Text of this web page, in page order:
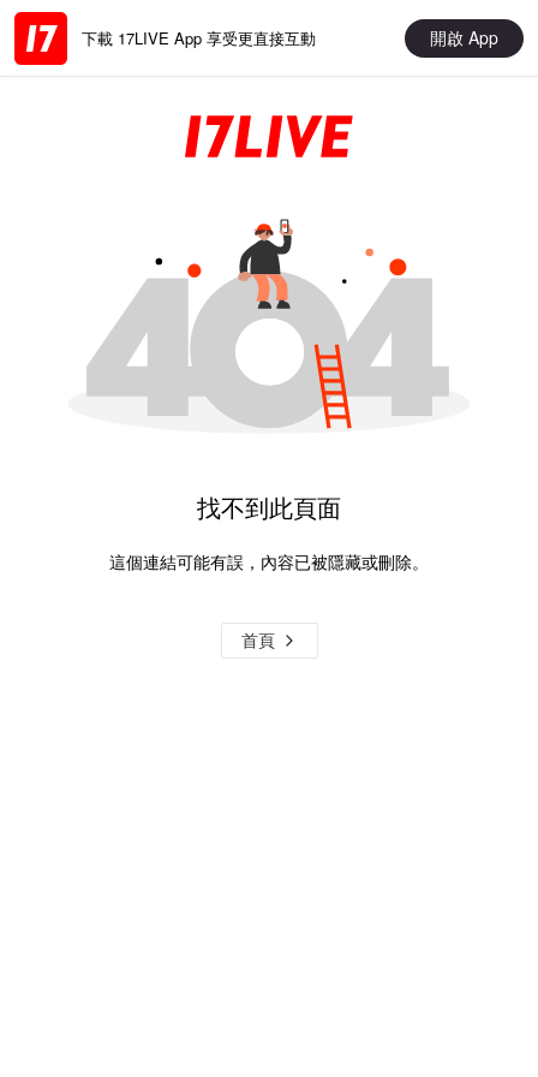
下載 17LIVE App 享受更直接互動 開啟 App
找不到此頁面
這個連結可能有誤，內容已被隱藏或刪除。
首頁